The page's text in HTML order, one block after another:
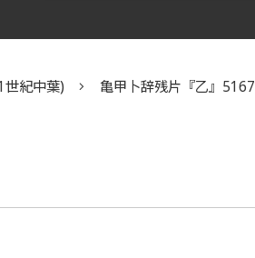
紀中葉) 亀甲卜辞残片『乙』5167